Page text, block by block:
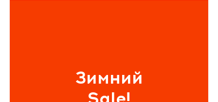
Зимний